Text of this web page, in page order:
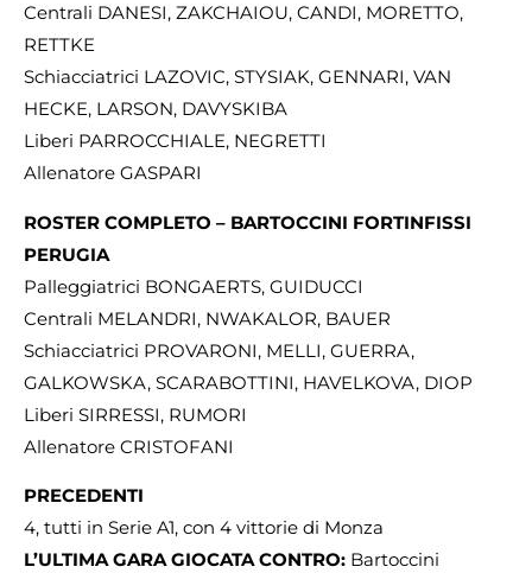
Centrali DANESI, ZAKCHAIOU, CANDI, MORETTO,
RETTKE
Schiacciatrici LAZOVIC, STYSIAK, GENNARI, VAN
HECKE, LARSON, DAVYSKIBA
Liberi PARROCCHIALE, NEGRETTI
Allenatore GASPARI
ROSTER COMPLETO – BARTOCCINI FORTINFISSI
PERUGIA
Palleggiatrici BONGAERTS, GUIDUCCI
Centrali MELANDRI, NWAKALOR, BAUER
Schiacciatrici PROVARONI, MELLI, GUERRA,
GALKOWSKA, SCARABOTTINI, HAVELKOVA, DIOP
Liberi SIRRESSI, RUMORI
Allenatore CRISTOFANI
PRECEDENTI
4, tutti in Serie A1, con 4 vittorie di Monza
L’ULTIMA GARA GIOCATA CONTRO: Bartoccini